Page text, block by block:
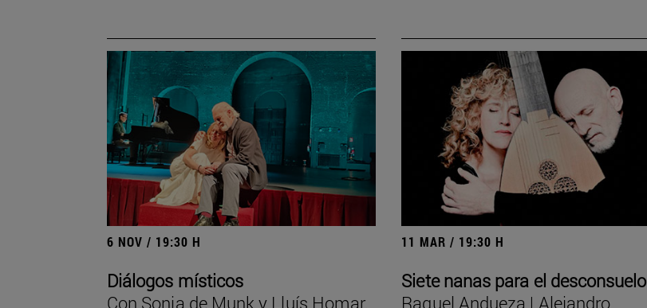
6 NOV / 19:30 H
Diálogos místicos
Con Sonia de Munk y Lluís Homar,
11 MAR / 19:30 H
Siete nanas para el desconsuelo
Raquel Andueza | Alejandro